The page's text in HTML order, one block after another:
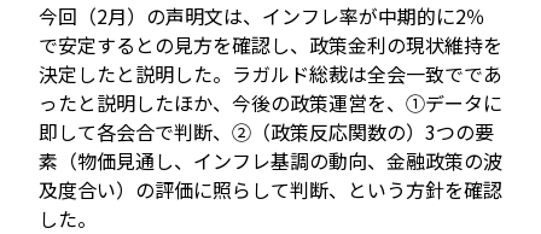
今回（2月）の声明文は、インフレ率が中期的に2％
で安定するとの見方を確認し、政策金利の現状維持を
決定したと説明した。ラガルド総裁は全会一致でであ
ったと説明したほか、今後の政策運営を、①データに
即して各会合で判断、②（政策反応関数の）3つの要
素（物価見通し、インフレ基調の動向、金融政策の波
及度合い）の評価に照らして判断、という方針を確認
した。